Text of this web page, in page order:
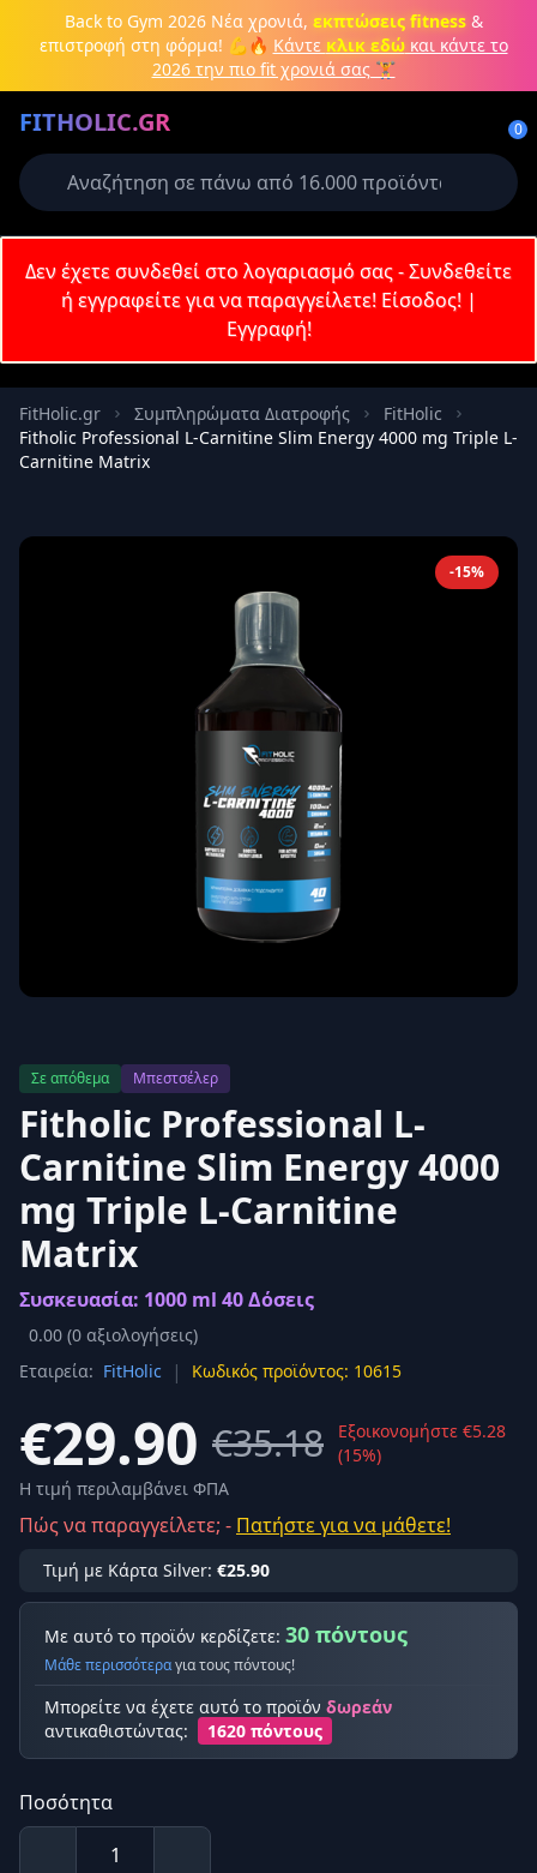
Μετάβαση στο κύριο περιεχόμενο
Back to Gym 2026Νέα χρονιά, εκπτώσεις fitness&
επιστροφή στη φόρμα! 💪🔥 Κάντε κλικ εδώκαι κάντε το
2026 την πιο fit χρονιά σας 🏋️
FITHOLIC.GR 0
Πρωτεΐνες Pre-Workout Aμινοξέα Καύση λίπους
Δεν έχετε συνδεθεί στο λογαριασμό σας - Συνδεθείτε
ή εγγραφείτε για να παραγγείλετε! Είσοδος!|
Εγγραφή!
FitHolic.gr Συμπληρώματα Διατροφής
FitHolic
Fitholic Professional L-Carnitine Slim Energy 4000 mg Triple L-
Carnitine Matrix
-15%
Σε απόθεμα Μπεστσέλερ
Fitholic Professional L-
Carnitine Slim Energy 4000
mg Triple L-Carnitine
Matrix
Συσκευασία: 1000 ml 40 Δόσεις
0.00 (0 αξιολογήσεις)
Εταιρεία: FitHolic | Κωδικός προϊόντος: 10615
€29.90 €35.18
Εξοικονομήστε €5.28
(15%)
Η τιμή περιλαμβάνει ΦΠΑ
Πώς να παραγγείλετε; - Πατήστε για να μάθετε!
Τιμή με Κάρτα Silver: €25.90
Με αυτό το προϊόν κερδίζετε: 30 πόντους
Μάθε περισσότεραγια τους πόντους!
Μπορείτε να έχετε αυτό το προϊόν δωρεάν
αντικαθιστώντας:
1620 πόντους
Ποσότητα
Δημιουργήστε λογαριασμό ή
Απαιτείται για την ολοκλήρωση της
παραγγελίας σας
Σύνδεση Εγγραφή
Κωδικός
Σύνδεση
Δεν έχετε λογαριασμό; Εγγραφείτε εδώ
Ασφαλής σύνδεση